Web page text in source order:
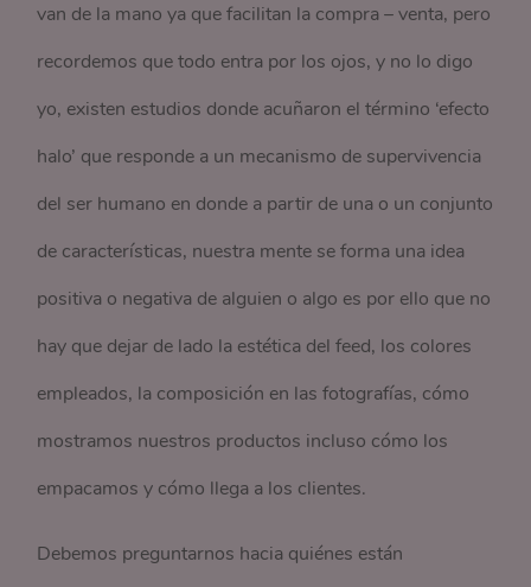
van de la mano ya que facilitan la compra – venta, pero
recordemos que todo entra por los ojos, y no lo digo
yo, existen estudios donde acuñaron el término ‘efecto
halo’ que responde a un mecanismo de supervivencia
del ser humano en donde a partir de una o un conjunto
de características, nuestra mente se forma una idea
positiva o negativa de alguien o algo es por ello que no
hay que dejar de lado la estética del feed, los colores
empleados, la composición en las fotografías, cómo
mostramos nuestros productos incluso cómo los
empacamos y cómo llega a los clientes.
Debemos preguntarnos hacia quiénes están